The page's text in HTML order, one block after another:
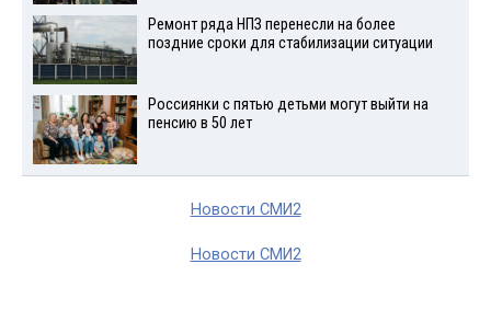
Ремонт ряда НПЗ перенесли на более
поздние сроки для стабилизации ситуации
Россиянки с пятью детьми могут выйти на
пенсию в 50 лет
Новости СМИ2
Новости СМИ2